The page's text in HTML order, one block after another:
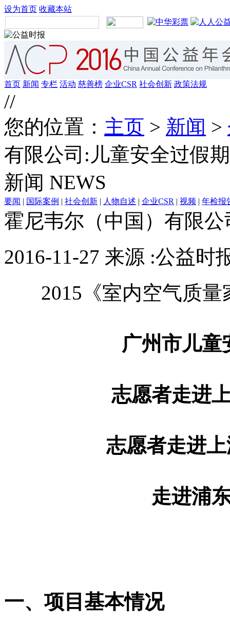
设为首页 收藏本站
首页 新闻 专栏 活动 慈善榜 企业CSR 社会创新 政策法规
//
您的位置： 主页 > 新闻 >
有限公司:儿童安全过假期
新闻 NEWS
要闻 | 国际案例 | 社会创新 | 人物自述 | 企业CSR | 视频 | 年检报
霍尼韦尔（中国）有限
2016-11-27 来源 :公益时
2015《室内空气质
广州市儿童
志愿者走进
志愿者走进
走进浦
一、项目基本情况